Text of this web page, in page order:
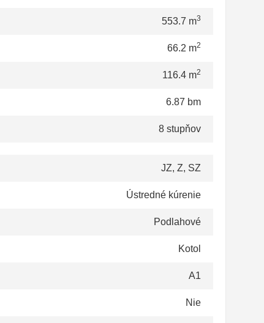
553.7 m3
66.2 m2
116.4 m2
6.87 bm
8 stupňov
JZ, Z, SZ
Ústredné kúrenie
Podlahové
Kotol
A1
Nie